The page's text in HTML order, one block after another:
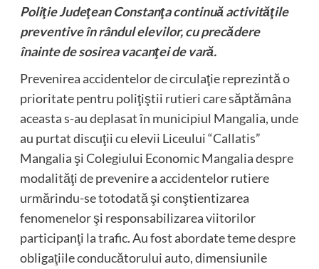
Poliţie Judeţean Constanţa continuă activităţile
preventive în rândul elevilor, cu precădere
înainte de sosirea vacanţei de vară.
Prevenirea accidentelor de circulaţie reprezintă o
prioritate pentru poliţiştii rutieri care săptămâna
aceasta s-au deplasat în municipiul Mangalia, unde
au purtat discuţii cu elevii Liceului “Callatis”
Mangalia şi Colegiului Economic Mangalia despre
modalităţi de prevenire a accidentelor rutiere
urmărindu-se totodată şi conştientizarea
fenomenelor şi responsabilizarea viitorilor
participanţi la trafic. Au fost abordate teme despre
obligaţiile conducătorului auto, dimensiunile